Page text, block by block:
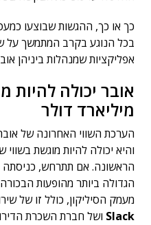
כך או כך, ההגשות שבוצעו
בכל הנוגע בקרב המתמשך על
אפליקציות שמנהלות ביניהן
מיליארד דולר
הגדולה ביותר מהופעות
מעמק הסיליקון, כולל זו של
Slack ושל חברת השכרת